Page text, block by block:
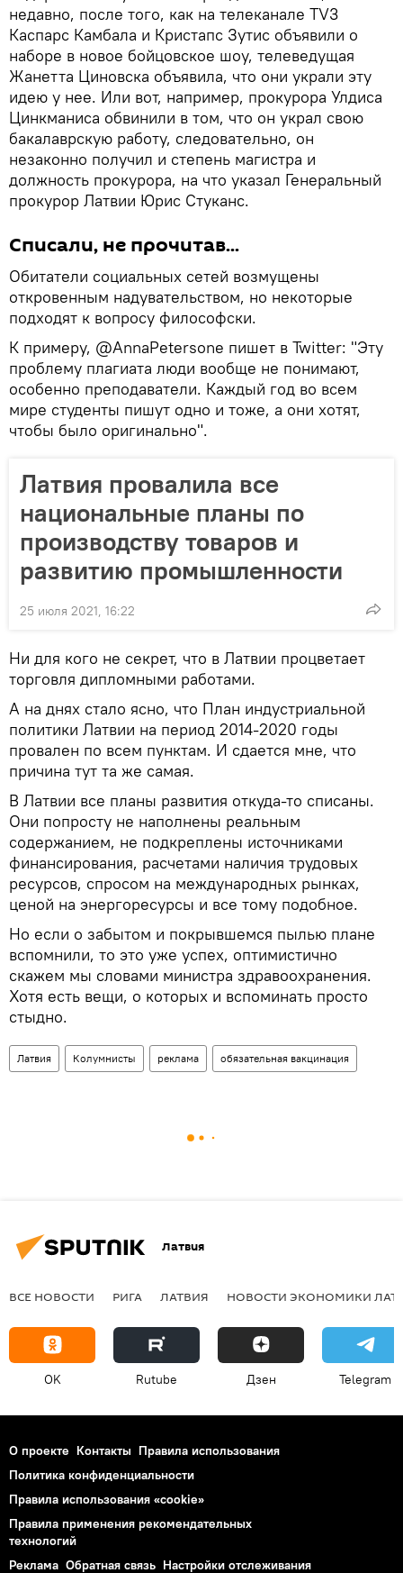
недавно, после того, как на телеканале ТV3
Каспарс Камбала и Кристапс Зутис объявили о
наборе в новое бойцовское шоу, телеведущая
Жанетта Циновска объявила, что они украли эту
идею у нее. Или вот, например, прокурора Улдиса
Цинкманиса обвинили в том, что он украл свою
бакалаврскую работу, следовательно, он
незаконно получил и степень магистра и
должность прокурора, на что указал Генеральный
прокурор Латвии Юрис Стуканс.
Списали, не прочитав...
Обитатели социальных сетей возмущены
откровенным надувательством, но некоторые
подходят к вопросу философски.
К примеру, @AnnaPetersone пишет в Twitter: "Эту
проблему плагиата люди вообще не понимают,
особенно преподаватели. Каждый год во всем
мире студенты пишут одно и тоже, а они хотят,
чтобы было оригинально".
Латвия провалила все
национальные планы по
производству товаров и
развитию промышленности
25 июля 2021, 16:22
Ни для кого не секрет, что в Латвии процветает
торговля дипломными работами.
А на днях стало ясно, что План индустриальной
политики Латвии на период 2014-2020 годы
провален по всем пунктам. И сдается мне, что
причина тут та же самая.
В Латвии все планы развития откуда-то списаны.
Они попросту не наполнены реальным
содержанием, не подкреплены источниками
финансирования, расчетами наличия трудовых
ресурсов, спросом на международных рынках,
ценой на энергоресурсы и все тому подобное.
Но если о забытом и покрывшемся пылью плане
вспомнили, то это уже успех, оптимистично
скажем мы словами министра здравоохранения.
Хотя есть вещи, о которых и вспоминать просто
стыдно.
Латвия Колумнисты реклама обязательная вакцинация
Латвия
ВСЕ НОВОСТИ РИГА ЛАТВИЯ НОВОСТИ ЭКОНОМИКИ
OK Rutube Дзен Telegram
О проекте Контакты Правила использования
Политика конфиденциальности
Правила использования «cookie»
Правила применения рекомендательных
технологий
Реклама Обратная связь Настройки отслеживания